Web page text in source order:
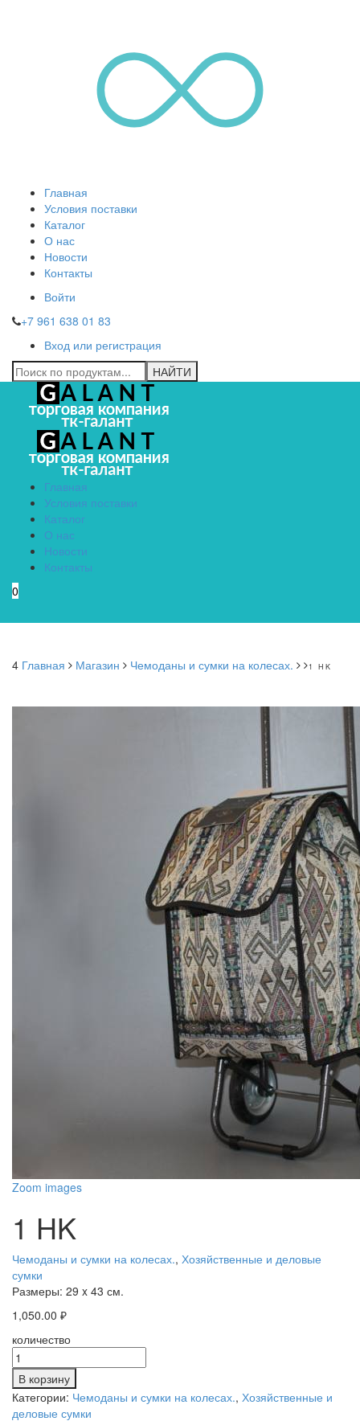
Главная
Условия поставки
Каталог
О нас
Новости
Контакты
Войти
+7 961 638 01 83
Вход или регистрация
Главная
Условия поставки
Каталог
О нас
Новости
Контакты
0
4 Главная Магазин Чемоданы и сумки на колесах. 1 HK
Zoom images
1 HK
Чемоданы и сумки на колесах., Хозяйственные и деловые
сумки
Размеры: 29 x 43 см.
1,050.00 ₽
количество
В корзину
Категории: Чемоданы и сумки на колесах., Хозяйственные и
деловые сумки